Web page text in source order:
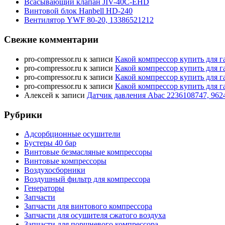
Всасывающий клапан JIV-40C-EHD
Винтовой блок Hanbell HD-240
Вентилятор YWF 80-20, 13386521212
Свежие комментарии
pro-compressor.ru к записи Какой компрессор купить для
pro-compressor.ru к записи Какой компрессор купить для
pro-compressor.ru к записи Какой компрессор купить для
pro-compressor.ru к записи Какой компрессор купить для
Алексей к записи Датчик давления Abac 2236108747,
Рубрики
Адсорбционные осушители
Бустеры 40 бар
Винтовые безмасляные компрессоры
Винтовые компрессоры
Воздухосборники
Воздушный фильтр для компрессора
Генераторы
Запчасти
Запчасти для винтового компрессора
Запчасти для осушителя сжатого воздуха